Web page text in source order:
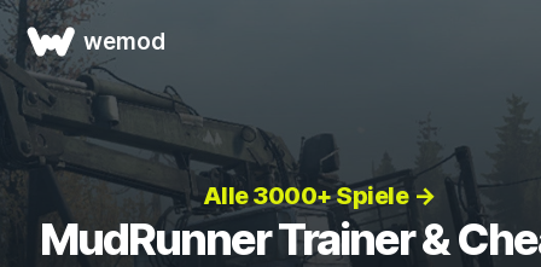
wemod
Alle 3000+ Spiele →
MudRunner Trainer &